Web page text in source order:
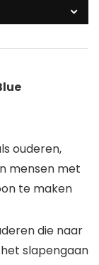
ouderen,
mensen met
te maken
die naar
slapengaan